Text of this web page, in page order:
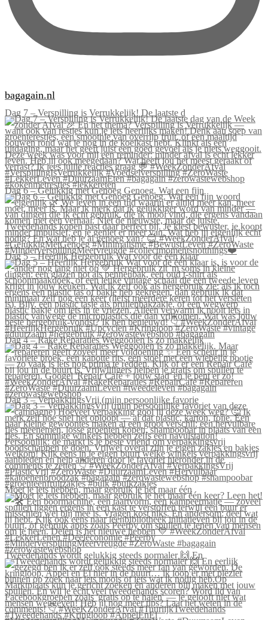
bagagain.nl
Dag 7 – Verspilling is Verrukkelijk! De laatste d
Dag 6 – Gelukkig met Genoeg Genoeg. Wat een fijn
Dag 5 – Heerlijk Hergebruik Wat voor de één klaar
Dag 4 – Rake Reparaties Weggooien is zo makkelijk
Dag 3 – VerpakkingsVrij (mijn persoonlijke favorie
Moet je iets hebben, maar gebruik je het maar één
Tweedehands wordt gelukkig steeds normaler 🙌 En